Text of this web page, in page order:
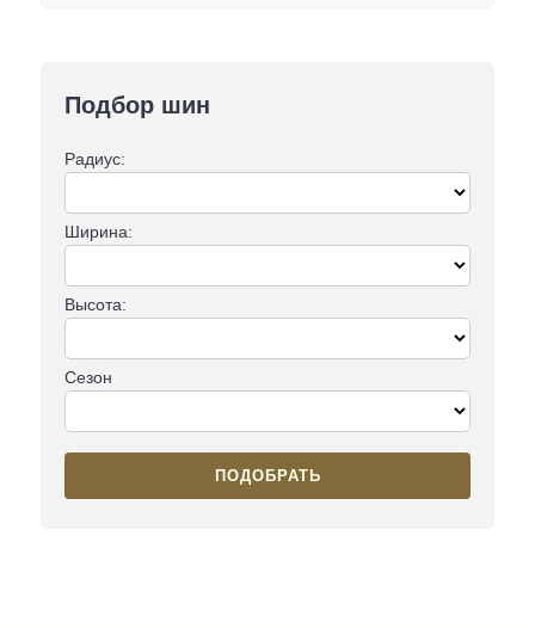
Подбор шин
Радиус:
Ширина:
Высота:
Сезон
ПОДОБРАТЬ